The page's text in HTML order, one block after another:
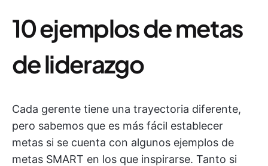
10 ejemplos de metas
de liderazgo
Cada gerente tiene una trayectoria diferente,
pero sabemos que es más fácil establecer
metas si se cuenta con algunos ejemplos de
metas SMART en los que inspirarse. Tanto si